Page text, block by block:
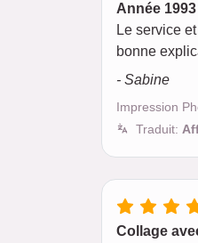
Année
Le service
bonne
- Sabine
Impression
Traduit:
Collage